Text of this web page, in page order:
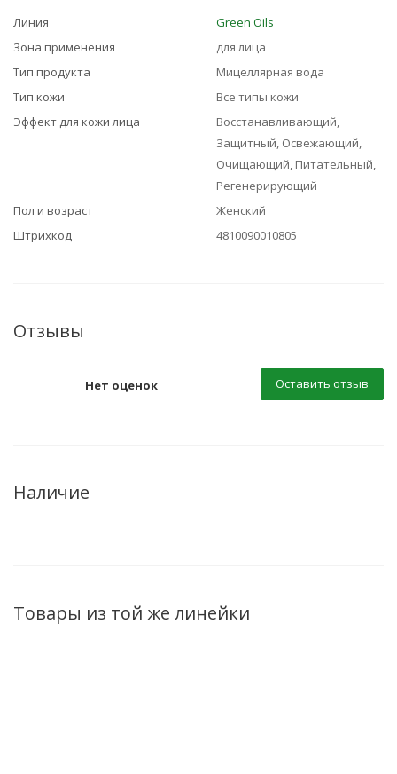
Линия
Green Oils
Зона применения
для лица
Тип продукта
Мицеллярная вода
Тип кожи
Все типы кожи
Эффект для кожи лица
Восстанавливающий,
Защитный, Освежающий,
Очищающий, Питательный,
Регенерирующий
Пол и возраст
Женский
Штрихкод
4810090010805
Отзывы
Нет оценок Оставить отзыв
Наличие
Товары из той же линейки